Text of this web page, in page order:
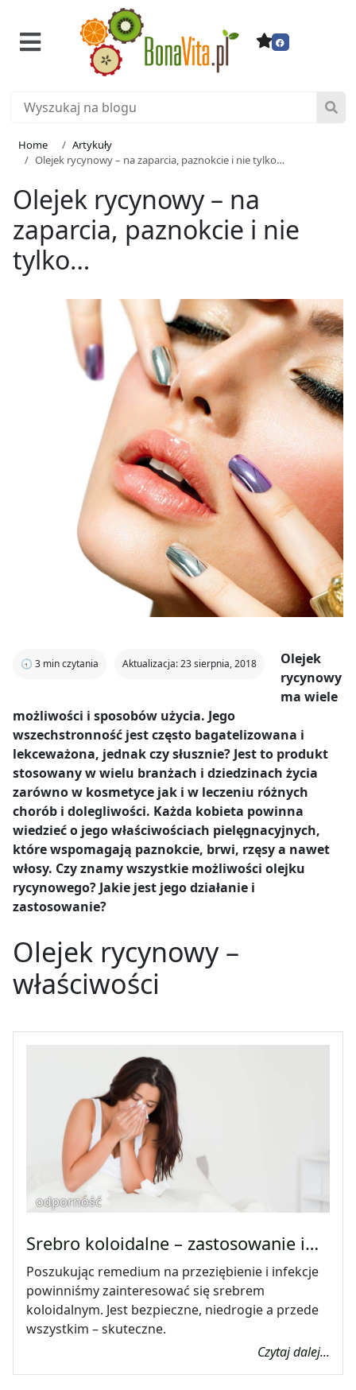
Home
Artykuły
Olejek rycynowy – na zaparcia, paznokcie i nie tylko…
Olejek rycynowy – na
zaparcia, paznokcie i nie
tylko…
🕣 3 min czytania Aktualizacja: 23 sierpnia, 2018
Olejek
rycynowy
ma wiele
możliwości i sposobów użycia. Jego
wszechstronność jest często bagatelizowana i
lekceważona, jednak czy słusznie? Jest to produkt
stosowany w wielu branżach i dziedzinach życia
zarówno w kosmetyce jak i w leczeniu różnych
chorób i dolegliwości. Każda kobieta powinna
wiedzieć o jego właściwościach pielęgnacyjnych,
które wspomagają paznokcie, brwi, rzęsy a nawet
włosy. Czy znamy wszystkie możliwości olejku
rycynowego? Jakie jest jego działanie i
zastosowanie?
Olejek rycynowy –
właściwości
odporność
Srebro koloidalne – zastosowanie i…
Poszukując remedium na przeziębienie i infekcje
powinniśmy zainteresować się srebrem
koloidalnym. Jest bezpieczne, niedrogie a przede
wszystkim – skuteczne.
Czytaj dalej...